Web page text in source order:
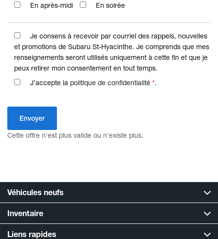
En après-midi
En soirée
Je consens à recevoir par courriel des rappels, nouvelles
et promotions de Subaru St-Hyacinthe. Je comprends que mes
renseignements seront utilisés uniquement à cette fin et que je
peux retirer mon consentement en tout temps.
J’accepte la politique de confidentialité *.
Cette offre n'est plus valide ou n'existe plus.
Véhicules neufs
Inventaire
Liens rapides